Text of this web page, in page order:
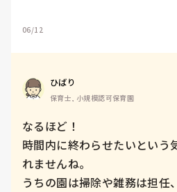
06/12
ひばり
保育士, 小規模認可保育園
なるほど！
時間内に終わらせたいという
れませんね。
うちの園は掃除や雑務は担任